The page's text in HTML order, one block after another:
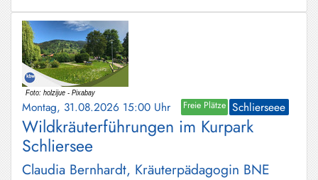
Montag, 31.08.2026 15:00 Uhr Freie Plätze Schlierseee
Wildkräuterführungen im Kurpark
Schliersee
Claudia Bernhardt, Kräuterpädagogin BNE